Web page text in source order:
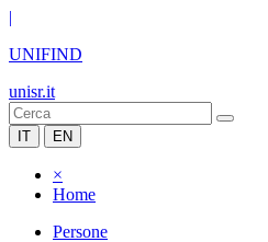
|
UNIFIND
unisr.it
IT EN
×
Home
Persone